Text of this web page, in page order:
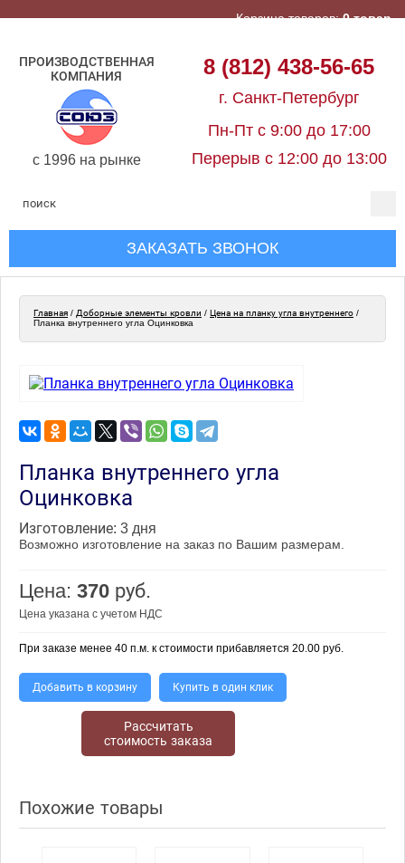
ПРОИЗВОДСТВЕННАЯ
КОМПАНИЯ
c 1996 на рынке
8 (812) 438-56-65
г. Санкт-Петербург
Пн-Пт с 9:00 до 17:00
Перерыв с 12:00 до 13:00
Корзина товаров:0 товар
ЗАКАЗАТЬ ЗВОНОК
Главная / Доборные элементы кровли / Цена на планку угла внутреннего /
Планка внутреннего угла Оцинковка
Планка внутреннего угла
Оцинковка
Изготовление: 3 дня
Возможно изготовление на заказ по Вашим размерам.
Цена: 370 руб.
Цена указана с учетом НДС
При заказе менее 40 п.м. к стоимости прибавляется 20.00 руб.
Добавить в корзину Купить в один клик
Рассчитать
стоимость заказа
Похожие товары